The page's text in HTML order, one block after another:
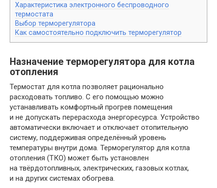
Характеристика электронного беспроводного
термостата
Выбор терморегулятора
Как самостоятельно подключить терморегулятор
Назначение терморегулятора для котла
отопления
Термостат для котла позволяет рационально
расходовать топливо. С его помощью можно
устанавливать комфортный прогрев помещения
и не допускать перерасхода энергоресурса. Устройство
автоматически включает и отключает отопительную
систему, поддерживая определённый уровень
температуры внутри дома. Терморегулятор для котла
отопления (ТКО) может быть установлен
на твёрдотопливных, электрических, газовых котлах,
и на других системах обогрева.